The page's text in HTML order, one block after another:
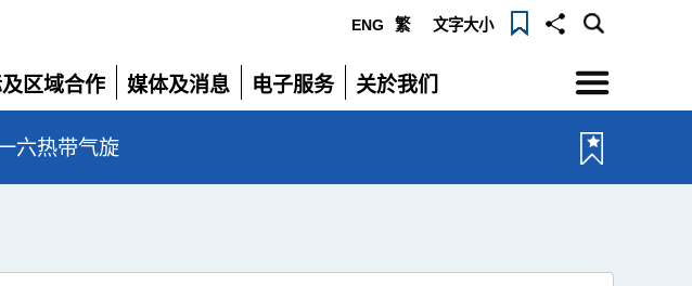
ENG 繁 文字大小
及区域合作
媒体及消息
展
电子服务
展
关於我们
展
选
单
六热带气旋